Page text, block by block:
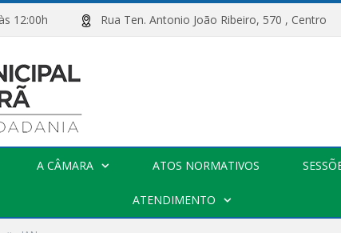
às 12:00h Rua Ten. Antonio João Ribeiro, 570 ,
A CÂMARA ATOS NORMATIVOS
ATENDIMENTO